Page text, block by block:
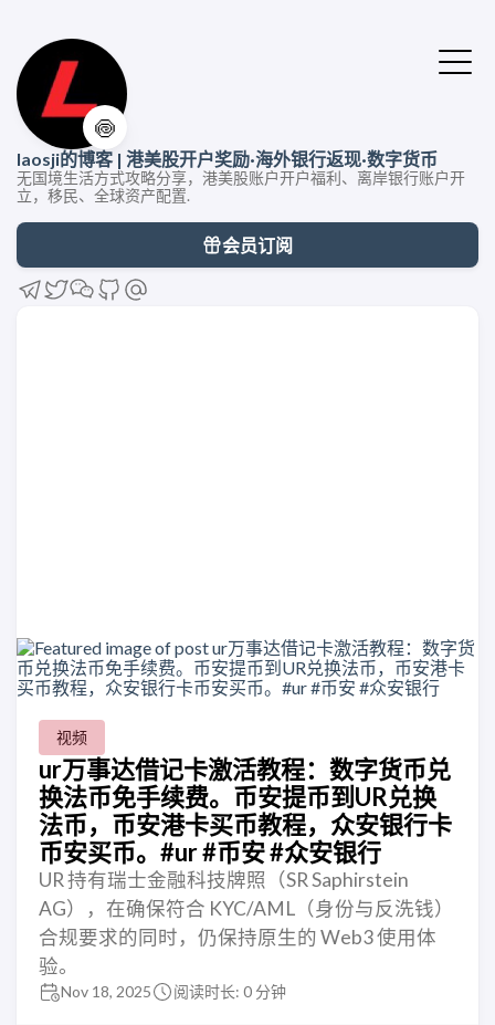
🍥
laosji的博客 | 港美股开户奖励·海外银行返现·数字货币
无国境生活方式攻略分享，港美股账户开户福利、离岸银行账户开
立，移民、全球资产配置.
会员订阅
视频
ur万事达借记卡激活教程：数字货币兑
换法币免手续费。币安提币到UR兑换
法币，币安港卡买币教程，众安银行卡
币安买币。#ur #币安 #众安银行
UR 持有瑞士金融科技牌照（SR Saphirstein
AG），在确保符合 KYC/AML（身份与反洗钱）
合规要求的同时，仍保持原生的 Web3 使用体
验。
Nov 18, 2025 阅读时长: 0 分钟